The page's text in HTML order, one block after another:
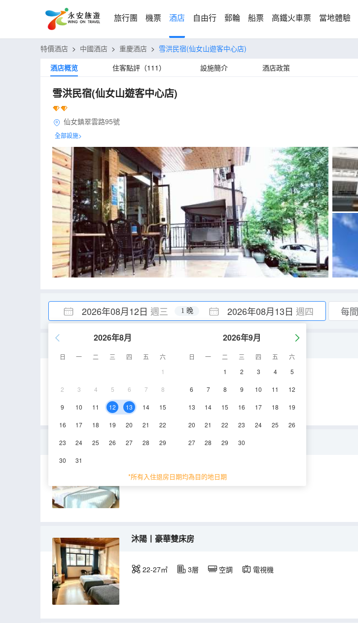
旅行團 機票 酒店 自由行 郵輪 船票 高鐵火車票 當地體驗
特價酒店 > 中國酒店 > 重慶酒店 > 雪洪民宿(仙女山遊客中心店)
酒店概览
住客點評（111） 設施簡介 酒店政策
雪洪民宿(仙女山遊客中心店)
仙女鎮翠雲路95號
全部設施>
2026年08月12日 週三 2026年08月13日 週四
1 晚
2026年8月
日 一 二 三 四 五
六
1
2 3 4 5 6 7 8
9 10 11 12 13 14 15
16 17 18 19 20 21 22
23 24 25 26 27 28 29
30 31
2026年9月
日 一 二 三 四 五
六
1
2 3 4 5
6 7 8 9 10 11 12
13 14 15 16 17 18 19
20 21 22 23 24 25 26
27 28 29 30
*所有入住退房日期均為目的地日期
25-30㎡ 空調 電視機
沐氧丨特惠雙床房
15㎡ 2層 空調
沐陽丨豪華雙床房
22-27㎡ 3層 空調 電視機